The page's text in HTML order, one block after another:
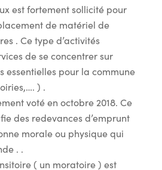
est fortement sollicité pour
de matériel de
. Ce type d’activités
de se concentrer sur
essentielles pour la commune
) .
voté en octobre 2018. Ce
des redevances d’emprunt
morale ou physique qui
. .
( un moratoire ) est